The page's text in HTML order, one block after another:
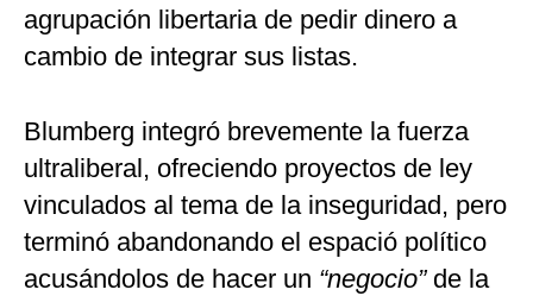
agrupación libertaria de pedir dinero a
cambio de integrar sus listas.
Blumberg integró brevemente la fuerza
ultraliberal, ofreciendo proyectos de ley
vinculados al tema de la inseguridad, pero
terminó abandonando el espació político
acusándolos de hacer un “negocio”de la